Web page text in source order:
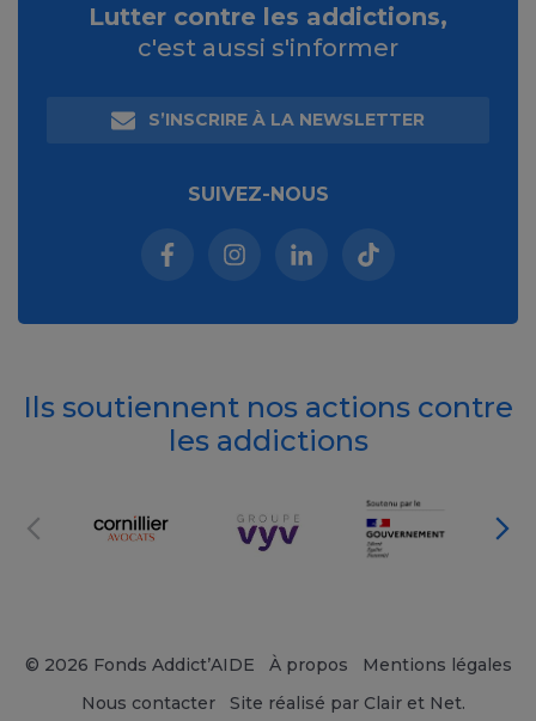
Lutter contre les addictions,
c'est aussi s'informer
S’INSCRIRE À LA NEWSLETTER
SUIVEZ-NOUS
Facebook (nouvelle fenêtre)
Instagram (nouvelle fenêtre)
Linkedin (nouvelle
Tiktok (nouvelle
Ils soutiennent nos actions contre
les addictions
© 2026 Fonds Addict’AIDE À propos
Mentions légales
Nous contacter
Site réalisé par Clair et Net.